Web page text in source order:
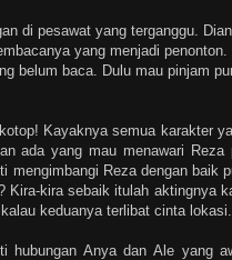
di pesawat yang terganggu.
yang menjadi
belum baca. Dulu mau pinjam
Kayaknya semua karakter
ada yang mau menawari Reza
mengimbangi Reza dengan baik
Kira-kira sebaik itulah aktingnya
keduanya terlibat cinta lokasi.
hubungan Anya dan Ale yang